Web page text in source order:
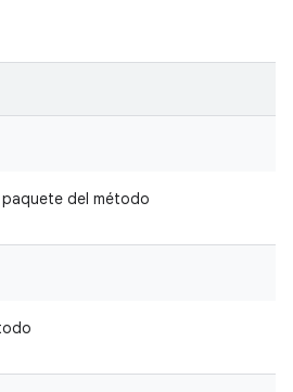
paquete del método